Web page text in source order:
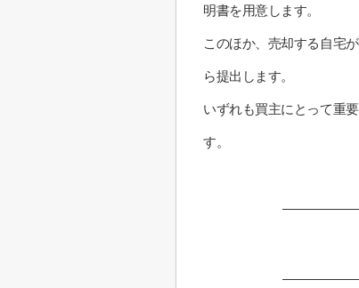
明書を用意します。
このほか、売却する自宅
ら提出します。
いずれも買主にとって重
す。